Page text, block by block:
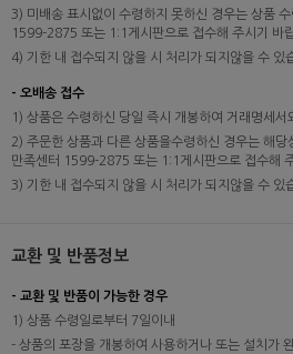
3) 미배송 표시없이 수령하지 못하신 경우는 상품
1599-2875 또는 1:1게시판으로 접수해 주시기 바
4) 기한 내 접수되지 않을 시 처리가 되지않을 수 있
- 오배송 접수
1) 상품은 수령하신 당일 즉시 개봉하여 거래명세서
2) 주문한 상품과 다른 상품을수령하신 경우는 해
만족센터 1599-2875 또는 1:1게시판으로 접수해
3) 기한 내 접수되지 않을 시 처리가 되지않을 수 있
교환 및 반품정보
- 교환 및 반품이 가능한 경우
1) 상품 수령일로부터 7일이내
- 상품의 포장을 개봉하여 사용하거나 또는 설치가